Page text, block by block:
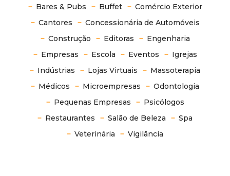
Bares & Pubs Buffet
Comércio Exterior
Cantores
Concessionária de Automóveis
Construção
Editoras
Engenharia
Empresas
Escola Eventos
Igrejas
Indústrias
Lojas Virtuais
Massoterapia
Médicos
Microempresas
Odontologia
Pequenas Empresas
Psicólogos
Restaurantes
Salão de Beleza
Spa
Veterinária
Vigilância